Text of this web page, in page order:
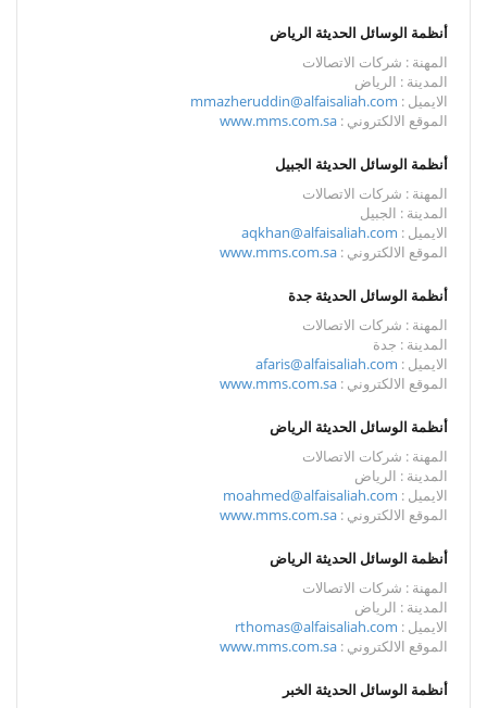
أنظمة الوسائل الحديثة الرياض
المهنة : شركات الاتصالات
المدينة : الرياض
الايميل : mmazheruddin@alfaisaliah.com
الموقع الالكتروني : www.mms.com.sa
أنظمة الوسائل الحديثة الجبيل
المهنة : شركات الاتصالات
المدينة : الجبيل
الايميل : aqkhan@alfaisaliah.com
الموقع الالكتروني : www.mms.com.sa
أنظمة الوسائل الحديثة جدة
المهنة : شركات الاتصالات
المدينة : جدة
الايميل : afaris@alfaisaliah.com
الموقع الالكتروني : www.mms.com.sa
أنظمة الوسائل الحديثة الرياض
المهنة : شركات الاتصالات
المدينة : الرياض
الايميل : moahmed@alfaisaliah.com
الموقع الالكتروني : www.mms.com.sa
أنظمة الوسائل الحديثة الرياض
المهنة : شركات الاتصالات
المدينة : الرياض
الايميل : rthomas@alfaisaliah.com
الموقع الالكتروني : www.mms.com.sa
أنظمة الوسائل الحديثة الخبر